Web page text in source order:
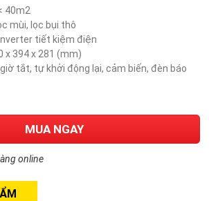
40m2
mùi, lọc bụi thô
tiết kiệm điện​
x 394 x 281 (mm)
giờ tắt, tự khởi động lại, cảm biến, đèn báo
MUA NGAY
online